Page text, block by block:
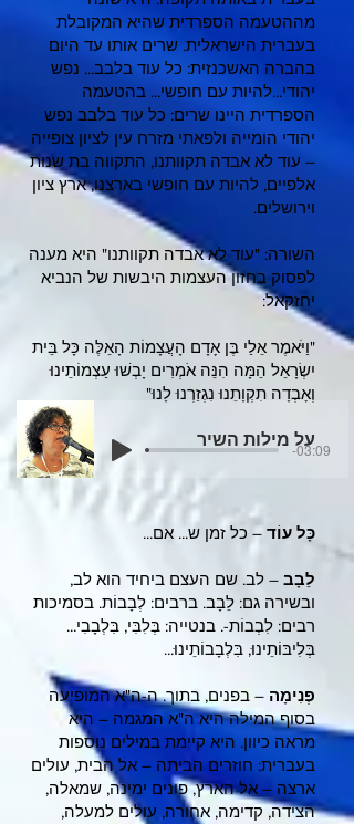
מההטעמה הספרדית שהיא המקובלת
בעברית הישראלית. שרים אותו עד היום
בהברה האשכנזית: כל עוד בלבב... נפש
יהודי...להיות עם חופשי... בהטעמה
הספרדית היינו שרים: כל עוד בלבב נפש
יהודי הומייה ולפאתי מזרח עין לציון צופייה
– עוד לא אבדה תקוותנו, התקווה בת שנות
אלפיים, להיות עם חופשי בארצנו, ארץ ציון
וירושלים.
השורה: "עוד לא אבדה תקוותנו" היא מענה
לפסוק בחזון העצמות היבשות של הנביא
יחזקאל:
"וַיֹּאמֶר אֵלַי בֶּן אָדָם הָעֲצָמוֹת הָאֵלֶּה כָּל בֵּית
יִשְׂרָאֵל הֵמָּה הִנֵּה אֹמְרִים יָבְשׁוּ עַצְמוֹתֵינוּ
וְאָבְדָה תִקְוָתֵנוּ נִגְזַרְנוּ לָנוּ"
על מילות השיר
כָּל עוֹד – כל זמן ש... אם...
לֵבָב – לב. שם העצם ביחיד הוא לב,
ובשירה גם: לֵבָב. ברבים: לְבָבוֹת. בסמיכות
רבים: לִבְבוֹת-. בנטייה: בְּלִבִּי, בִּלְבָבִי...
בְּלִיבּוֹתֵינוּ, בִּלְבָבוֹתֵינוּ...
פְּנִימָה – בפנים, בתוך. ה-ה"א המופיעה
בסוף המילה היא ה"א המגמה – היא
מראה כיוון. היא קיימת במילים נוספות
בעברית: חוזרים הביתה – אל הבית, עולים
ארצה – אל הארץ, פונים ימינה, שמאלה,
הצידה, קדימה, אחורה, עולים למעלה,
-03:09